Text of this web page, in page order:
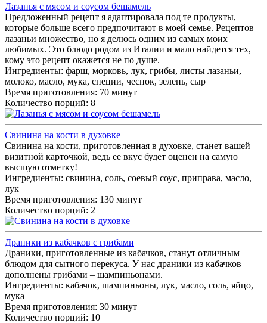
Лазанья с мясом и соусом бешамель
Предложенный рецепт я адаптировала под те продукты,
которые больше всего предпочитают в моей семье. Рецептов
лазаньи множество, но я делюсь одним из самых моих
любимых. Это блюдо родом из Италии и мало найдется тех,
кому это рецепт окажется не по душе.
Ингредиенты: фарш, морковь, лук, грибы, листы лазаньи,
молоко, масло, мука, специи, чеснок, зелень, сыр
Время приготовления: 70 минут
Количество порций: 8
Свинина на кости в духовке
Свинина на кости, приготовленная в духовке, станет вашей
визитной карточкой, ведь ее вкус будет оценен на самую
высшую отметку!
Ингредиенты: свинина, соль, соевый соус, приправа, масло,
лук
Время приготовления: 130 минут
Количество порций: 2
Драники из кабачков с грибами
Драники, приготовленные из кабачков, станут отличным
блюдом для сытного перекуса. У нас драники из кабачков
дополнены грибами – шампиньонами.
Ингредиенты: кабачок, шампиньоны, лук, масло, соль, яйцо,
мука
Время приготовления: 30 минут
Количество порций: 10